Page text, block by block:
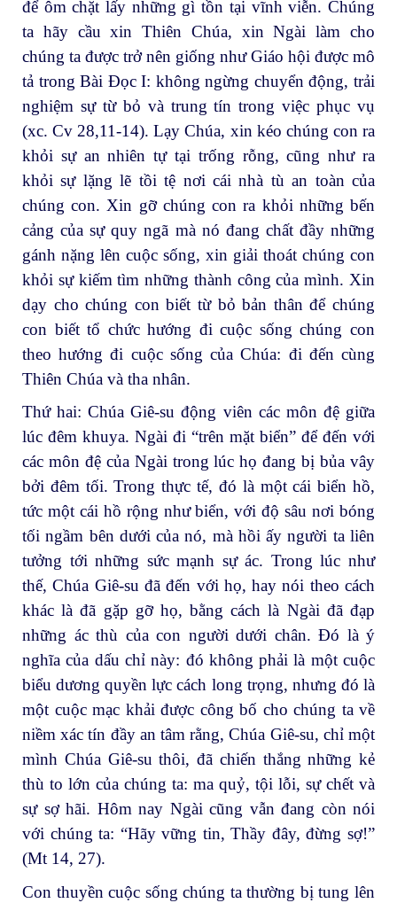
để ôm chặt lấy những gì tồn tại vĩnh viễn. Chúng
ta hãy cầu xin Thiên Chúa, xin Ngài làm cho
chúng ta được trở nên giống như Giáo hội được mô
tả trong Bài Đọc I: không ngừng chuyển động, trải
nghiệm sự từ bỏ và trung tín trong việc phục vụ
(xc. Cv 28,11-14). Lạy Chúa, xin kéo chúng con ra
khỏi sự an nhiên tự tại trống rỗng, cũng như ra
khỏi sự lặng lẽ tồi tệ nơi cái nhà tù an toàn của
chúng con. Xin gỡ chúng con ra khỏi những bến
cảng của sự quy ngã mà nó đang chất đầy những
gánh nặng lên cuộc sống, xin giải thoát chúng con
khỏi sự kiếm tìm những thành công của mình. Xin
dạy cho chúng con biết từ bỏ bản thân để chúng
con biết tổ chức hướng đi cuộc sống chúng con
theo hướng đi cuộc sống của Chúa: đi đến cùng
Thiên Chúa và tha nhân.
Thứ hai: Chúa Giê-su động viên các môn đệ giữa
lúc đêm khuya. Ngài đi “trên mặt biển” để đến với
các môn đệ của Ngài trong lúc họ đang bị bủa vây
bởi đêm tối. Trong thực tế, đó là một cái biển hồ,
tức một cái hồ rộng như biển, với độ sâu nơi bóng
tối ngầm bên dưới của nó, mà hồi ấy người ta liên
tưởng tới những sức mạnh sự ác. Trong lúc như
thế, Chúa Giê-su đã đến với họ, hay nói theo cách
khác là đã gặp gỡ họ, bằng cách là Ngài đã đạp
những ác thù của con người dưới chân. Đó là ý
nghĩa của dấu chỉ này: đó không phải là một cuộc
biểu dương quyền lực cách long trọng, nhưng đó là
một cuộc mạc khải được công bố cho chúng ta về
niềm xác tín đầy an tâm rằng, Chúa Giê-su, chỉ một
mình Chúa Giê-su thôi, đã chiến thắng những kẻ
thù to lớn của chúng ta: ma quỷ, tội lỗi, sự chết và
sự sợ hãi. Hôm nay Ngài cũng vẫn đang còn nói
với chúng ta: “Hãy vững tin, Thầy đây, đừng sợ!”
(Mt 14, 27).
Con thuyền cuộc sống chúng ta thường bị tung lên